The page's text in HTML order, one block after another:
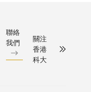
聯絡
我們
關注
香港
科大